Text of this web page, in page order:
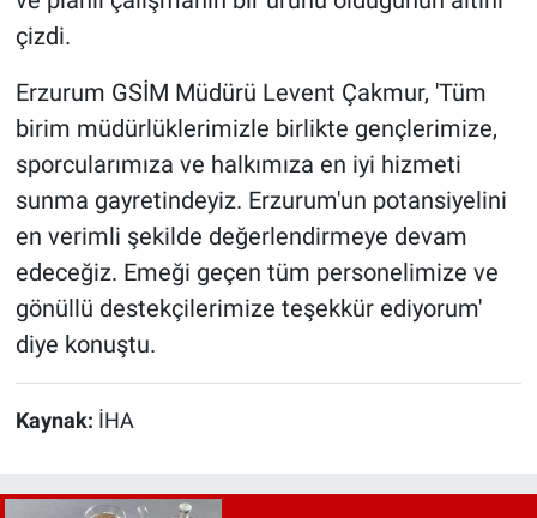
çizdi.
Erzurum GSİM Müdürü Levent Çakmur, 'Tüm
birim müdürlüklerimizle birlikte gençlerimize,
sporcularımıza ve halkımıza en iyi hizmeti
sunma gayretindeyiz. Erzurum'un potansiyelini
en verimli şekilde değerlendirmeye devam
edeceğiz. Emeği geçen tüm personelimize ve
gönüllü destekçilerimize teşekkür ediyorum'
diye konuştu.
Kaynak: İHA